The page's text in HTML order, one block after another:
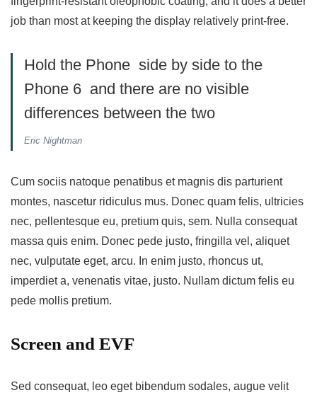
job than most at keeping the display relatively print-free.
Hold the Phone side by side to the
Phone 6 and there are no visible
differences between the two
Eric Nightman
Cum sociis natoque penatibus et magnis dis parturient
montes, nascetur ridiculus mus. Donec quam felis, ultricies
nec, pellentesque eu, pretium quis, sem. Nulla consequat
massa quis enim. Donec pede justo, fringilla vel, aliquet
nec, vulputate eget, arcu. In enim justo, rhoncus ut,
imperdiet a, venenatis vitae, justo. Nullam dictum felis eu
pede mollis pretium.
Screen and EVF
Sed consequat, leo eget bibendum sodales, augue velit